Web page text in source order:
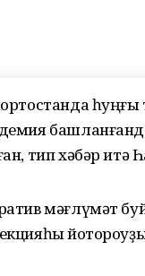
һуңғы
тип хәбәр итә
мәғлүмәт